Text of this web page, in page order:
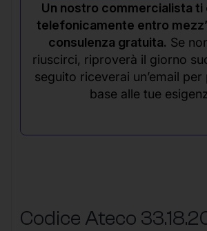
Un nostro commercialista
telefonicamente entro
consulenza gratuita. Se
riuscirci, riproverà il giorno
seguito riceverai un’email
base alle tue
Codice Ateco